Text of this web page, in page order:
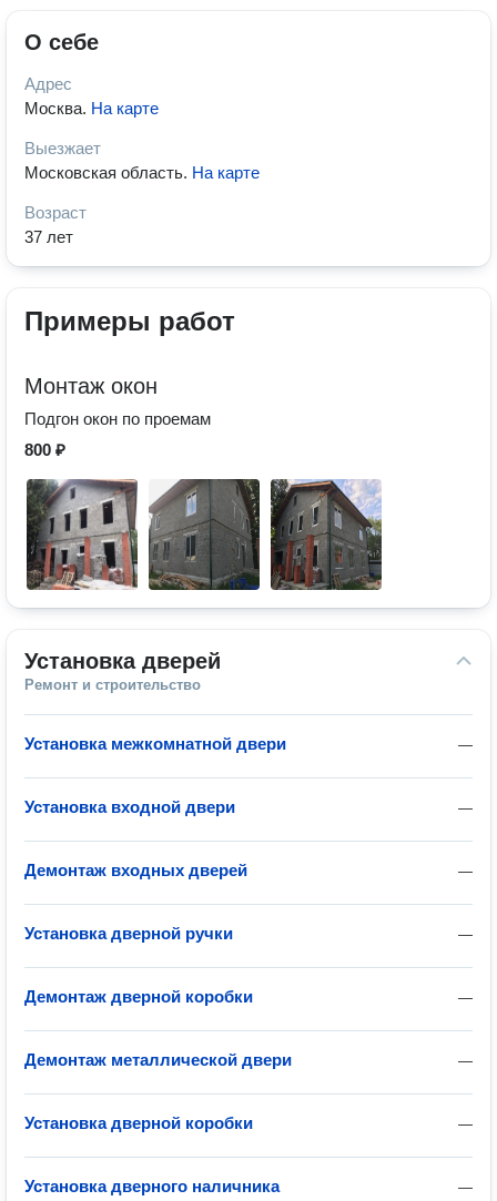
О себе
Адрес
Москва. На карте
Выезжает
Московская область. На карте
Возраст
37 лет
Примеры работ
Монтаж окон
Подгон окон по проемам
800 ₽
Установка дверей
Ремонт и строительство
—
Установка межкомнатной двери
—
Установка входной двери
—
Демонтаж входных дверей
—
Установка дверной ручки
—
Демонтаж дверной коробки
—
Демонтаж металлической двери
—
Установка дверной коробки
—
Установка дверного наличника